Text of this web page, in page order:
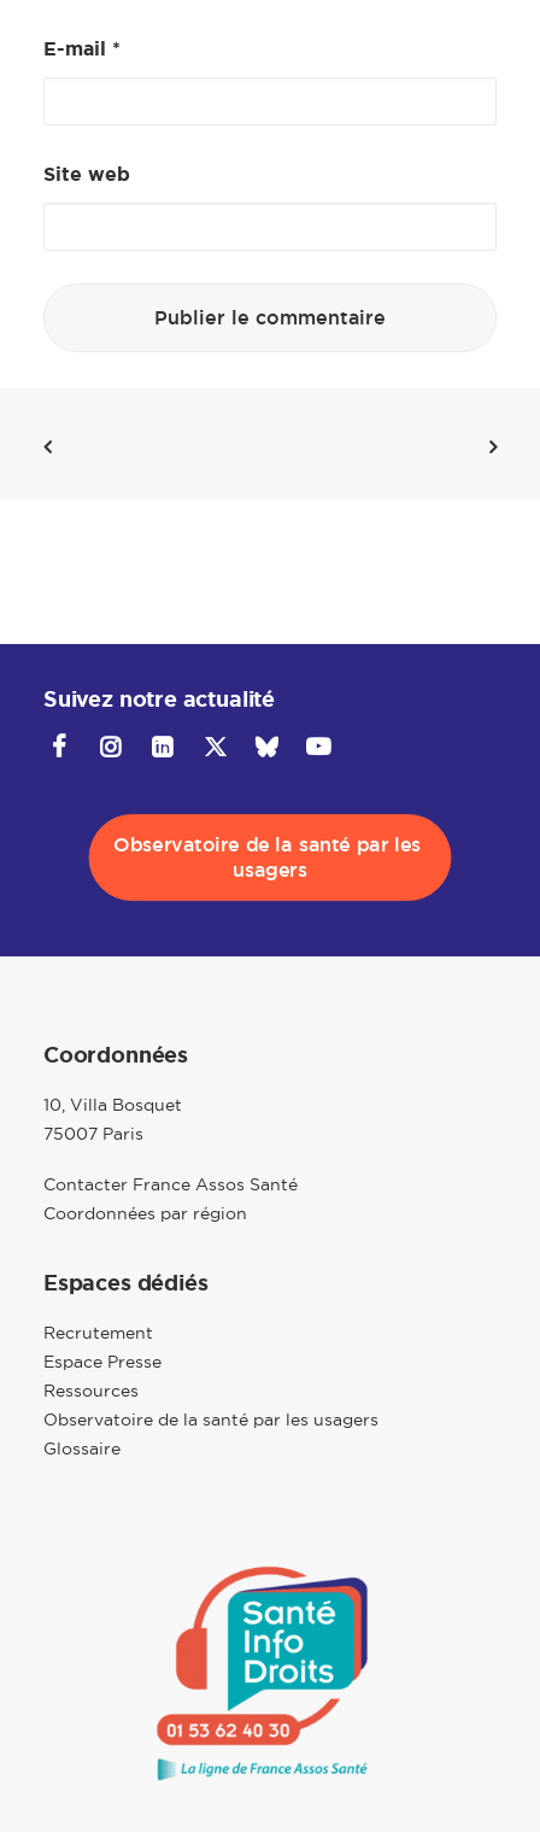
E-mail *
Site web
Suivez notre actualité
Observatoire de la santé par les
usagers
Coordonnées
10, Villa Bosquet
75007 Paris
Contacter France Assos Santé
Coordonnées par région
Espaces dédiés
Recrutement
Espace Presse
Ressources
Observatoire de la santé par les usagers
Glossaire